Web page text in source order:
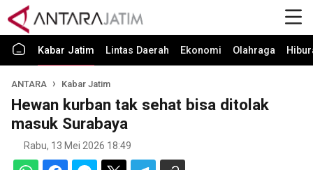
Kabar Jatim Lintas Daerah Ekonomi Olahraga
ANTARA Kabar Jatim
Hewan kurban tak sehat bisa ditolak
masuk Surabaya
Rabu, 13 Mei 2026 18:49